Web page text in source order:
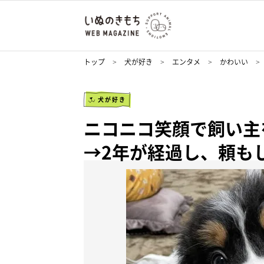
トップ 犬が好き エンタメ かわいい
犬が好き
ニコニコ笑顔で飼い
→2年が経過し、頼も